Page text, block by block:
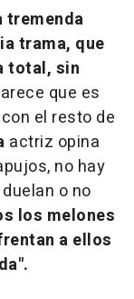
tremenda
trama, que
total, sin
que es
el resto de
actriz opina
no hay
o no
los melones
a ellos